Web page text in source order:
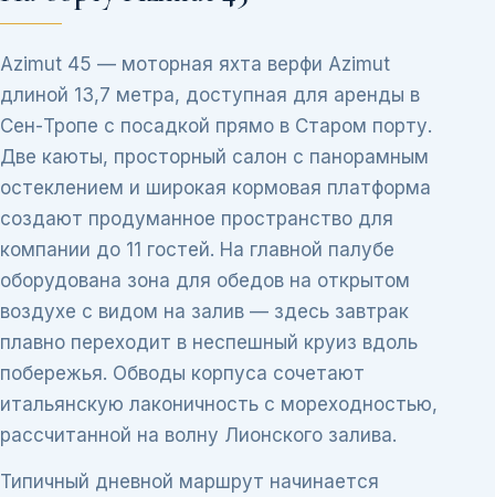
Azimut 45 — моторная яхта верфи Azimut
длиной 13,7 метра, доступная для аренды в
Сен-Тропе с посадкой прямо в Старом порту.
Две каюты, просторный салон с панорамным
остеклением и широкая кормовая платформа
создают продуманное пространство для
компании до 11 гостей. На главной палубе
оборудована зона для обедов на открытом
воздухе с видом на залив — здесь завтрак
плавно переходит в неспешный круиз вдоль
побережья. Обводы корпуса сочетают
итальянскую лаконичность с мореходностью,
рассчитанной на волну Лионского залива.
Типичный дневной маршрут начинается